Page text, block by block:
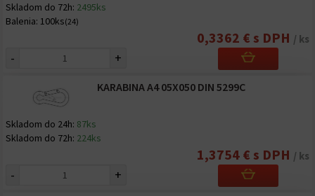
Skladom do 72h: 2495ks
Balenia: 100ks(24)
0,3362 € s DPH / ks
- +
KARABINA A4 05X050 DIN 5299C
Skladom do 24h: 87ks
Skladom do 72h: 224ks
1,3754 € s DPH / ks
- +